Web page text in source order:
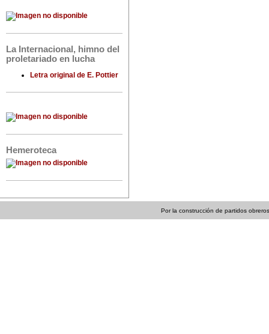
La Internacional, himno del
proletariado en lucha
Letra original de E. Pottier
Hemeroteca
Por la construcción de partidos